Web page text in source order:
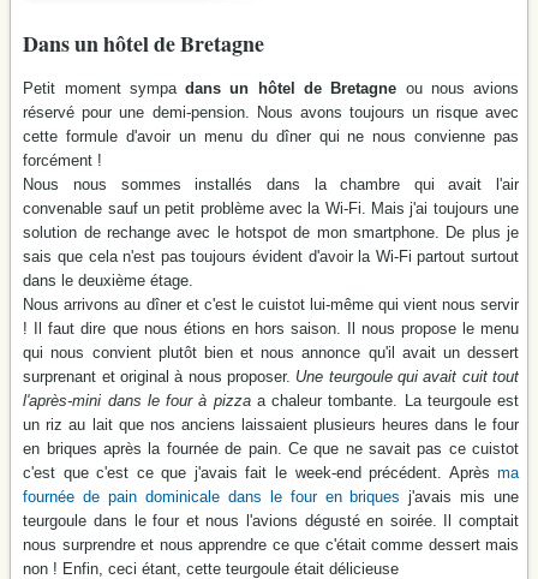
Dans un hôtel de Bretagne
Petit moment sympadans un hôtel de Bretagne ou nous avions
réservé pour une demi-pension. Nous avons toujours un risque avec
cette formule d'avoir un menu du dîner qui ne nous convienne pas
forcément !
Nous nous sommes installés dans la chambre qui avait l'air
convenable sauf un petit problème avec la Wi-Fi. Mais j'ai toujours une
solution de rechange avec le hotspot de mon smartphone. De plus je
sais que cela n'est pas toujours évident d'avoir la Wi-Fi partout surtout
dans le deuxième étage.
Nous arrivons au dîner et c'est le cuistot lui-même qui vient nous servir
! Il faut dire que nous étions en hors saison. Il nous propose le menu
qui nous convient plutôt bien et nous annonce qu'il avait un dessert
surprenant et original à nous proposer. Une teurgoule qui avait cuit tout
l'après-mini dans le four à pizzaa chaleur tombante. La teurgoule est
un riz au lait que nos anciens laissaient plusieurs heures dans le four
en briques après la fournée de pain. Ce que ne savait pas ce cuistot
c'est que c'est ce que j'avais fait le week-end précédent. Aprèsma
fournée de pain dominicale dans le four en briques j'avais mis une
teurgoule dans le four et nous l'avions dégusté en soirée. Il comptait
nous surprendre et nous apprendre ce que c'était comme dessert mais
non ! Enfin, ceci étant, cette teurgoule était délicieuse